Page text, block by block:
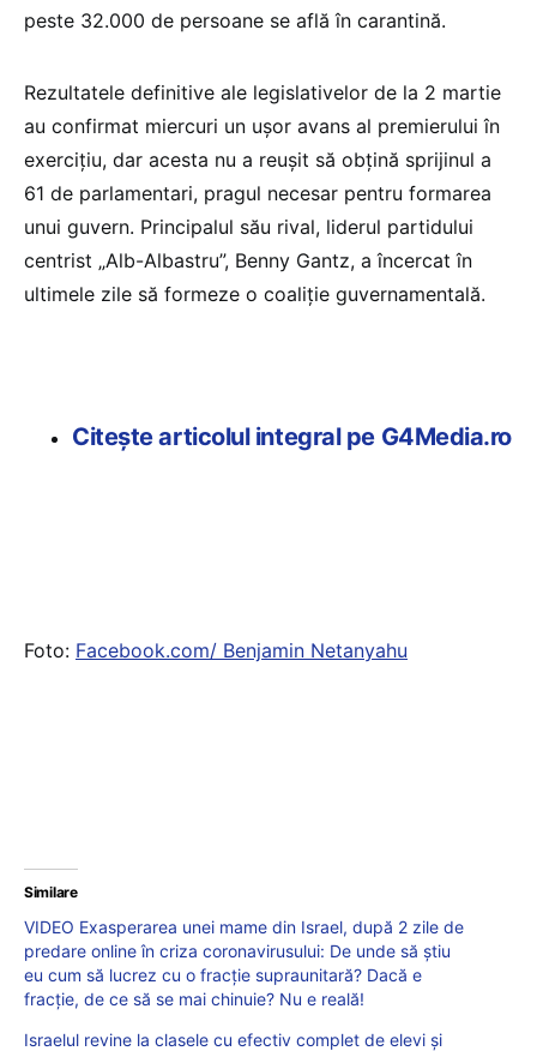
peste 32.000 de persoane se află în carantină.
Rezultatele definitive ale legislativelor de la 2 martie
au confirmat miercuri un uşor avans al premierului în
exerciţiu, dar acesta nu a reuşit să obţină sprijinul a
61 de parlamentari, pragul necesar pentru formarea
unui guvern. Principalul său rival, liderul partidului
centrist „Alb-Albastru”, Benny Gantz, a încercat în
ultimele zile să formeze o coaliţie guvernamentală.
Citește articolul integral pe G4Media.ro
Foto: Facebook.com/ Benjamin Netanyahu
Similare
VIDEO Exasperarea unei mame din Israel, după 2 zile de
predare online în criza coronavirusului: De unde să știu
eu cum să lucrez cu o fracție supraunitară? Dacă e
fracție, de ce să se mai chinuie? Nu e reală!
Israelul revine la clasele cu efectiv complet de elevi și